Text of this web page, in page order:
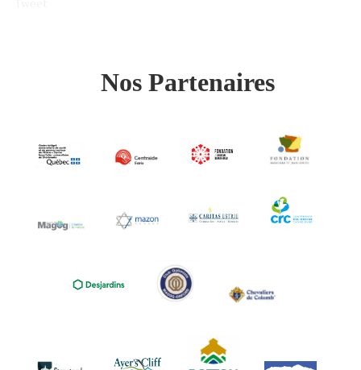
Nos Partenaires